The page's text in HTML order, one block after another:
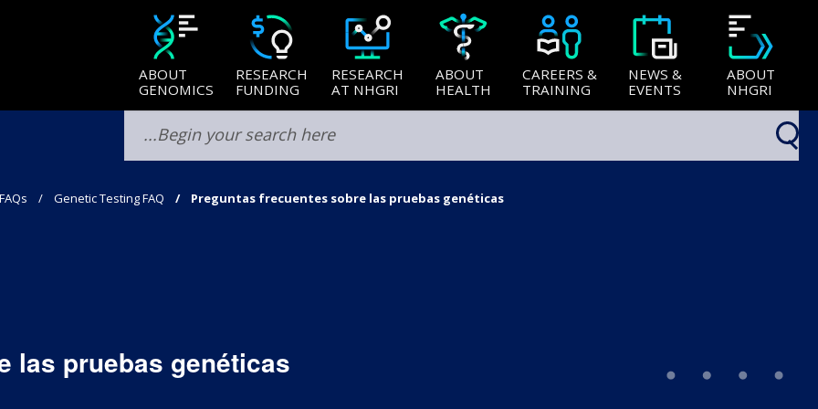
ABOUT
GENOMICS
RESEARCH
FUNDING
RESEARCH
AT NHGRI
ABOUT
HEALTH
CAREERS &
TRAINING
NEWS &
EVENTS
ABOUT
NHGRI
Genetic Testing FAQ Preguntas frecuentes sobre las pruebas genéticas
las pruebas genéticas